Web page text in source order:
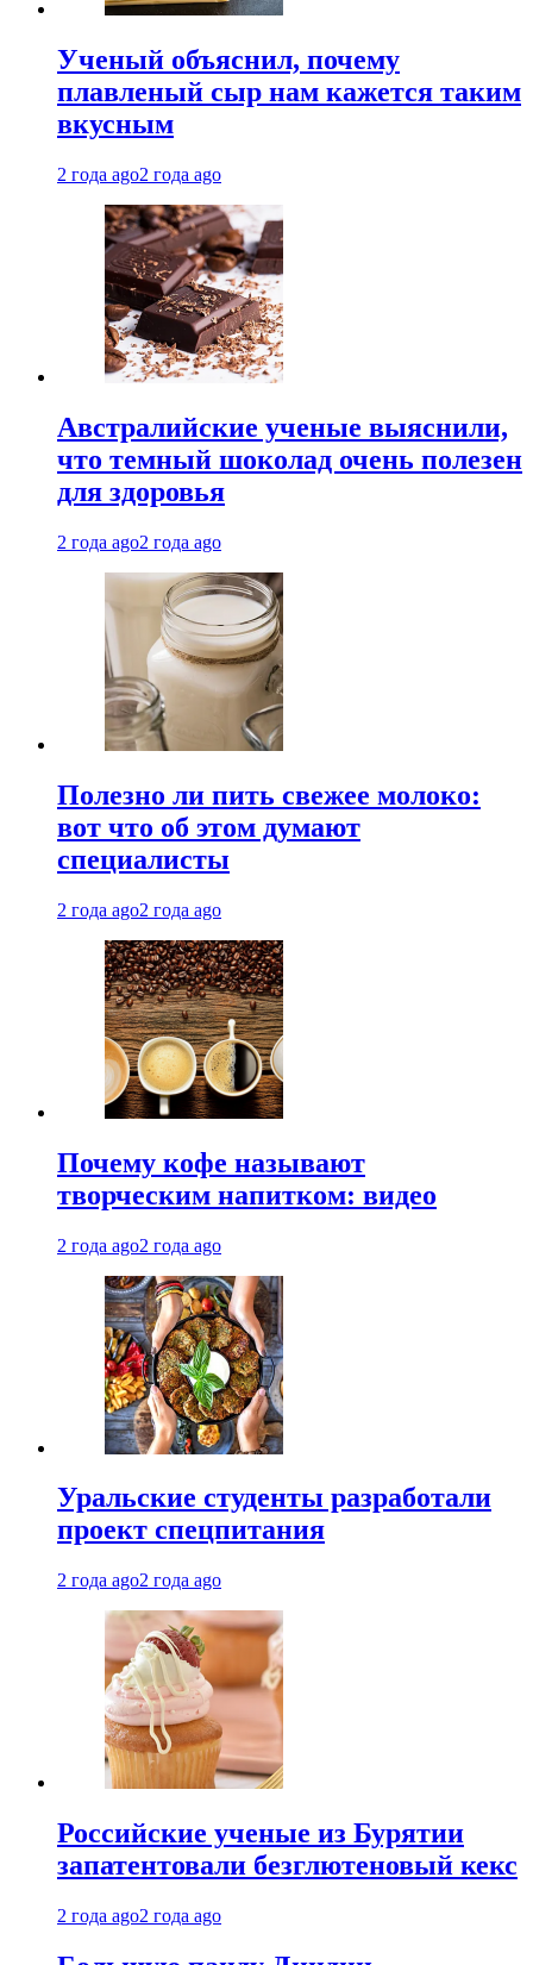
Ученый объяснил, почему
плавленый сыр нам кажется таким
вкусным
2 года ago2 года ago
Австралийские ученые выяснили,
что темный шоколад очень полезен
для здоровья
2 года ago2 года ago
Полезно ли пить свежее молоко:
вот что об этом думают
специалисты
2 года ago2 года ago
Почему кофе называют
творческим напитком: видео
2 года ago2 года ago
Уральские студенты разработали
проект спецпитания
2 года ago2 года ago
Российские ученые из Бурятии
запатентовали безглютеновый кекс
2 года ago2 года ago